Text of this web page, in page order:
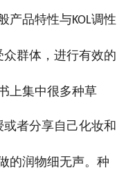
产品特性与KOL调性
群体，进行有效的
上集中很多种草
或者分享自己化妆和
的润物细无声。种